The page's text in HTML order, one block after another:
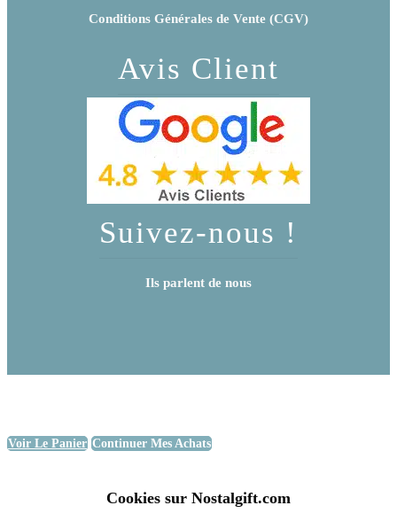
Conditions Générales de Vente (CGV)
Avis Client
Suivez-nous !
Ils parlent de nous
Voir Le Panier Continuer Mes Achats
Cookies sur Nostalgift.com